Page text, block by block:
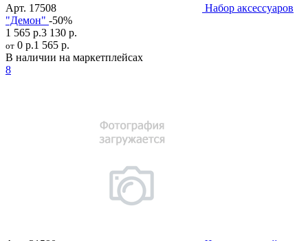
Арт. 17508
Набор аксессуаров
"Демон" -50%
1 565 р.3 130 р.
от 0 р.1 565 р.
В наличии на маркетплейсах
8